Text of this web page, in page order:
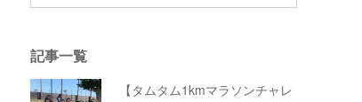
記事一覧
【タムタム1kmマラソンチャレ